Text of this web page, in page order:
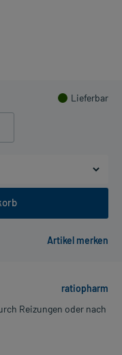
Lieferbar
ratiopharm
Reizungen oder nach